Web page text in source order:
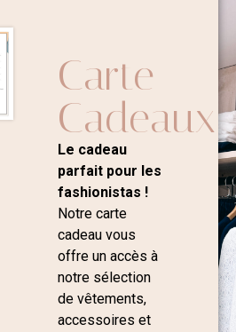
Carte
Cadeaux
Le cadeau
parfait pour les
fashionistas !
Notre carte
cadeau vous
offre un accès à
notre sélection
de vêtements,
accessoires et